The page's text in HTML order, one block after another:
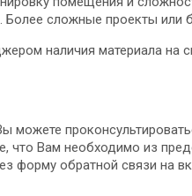
сложные проекты
наличия материала на
что Вам необходимо из
форму обратной связи на